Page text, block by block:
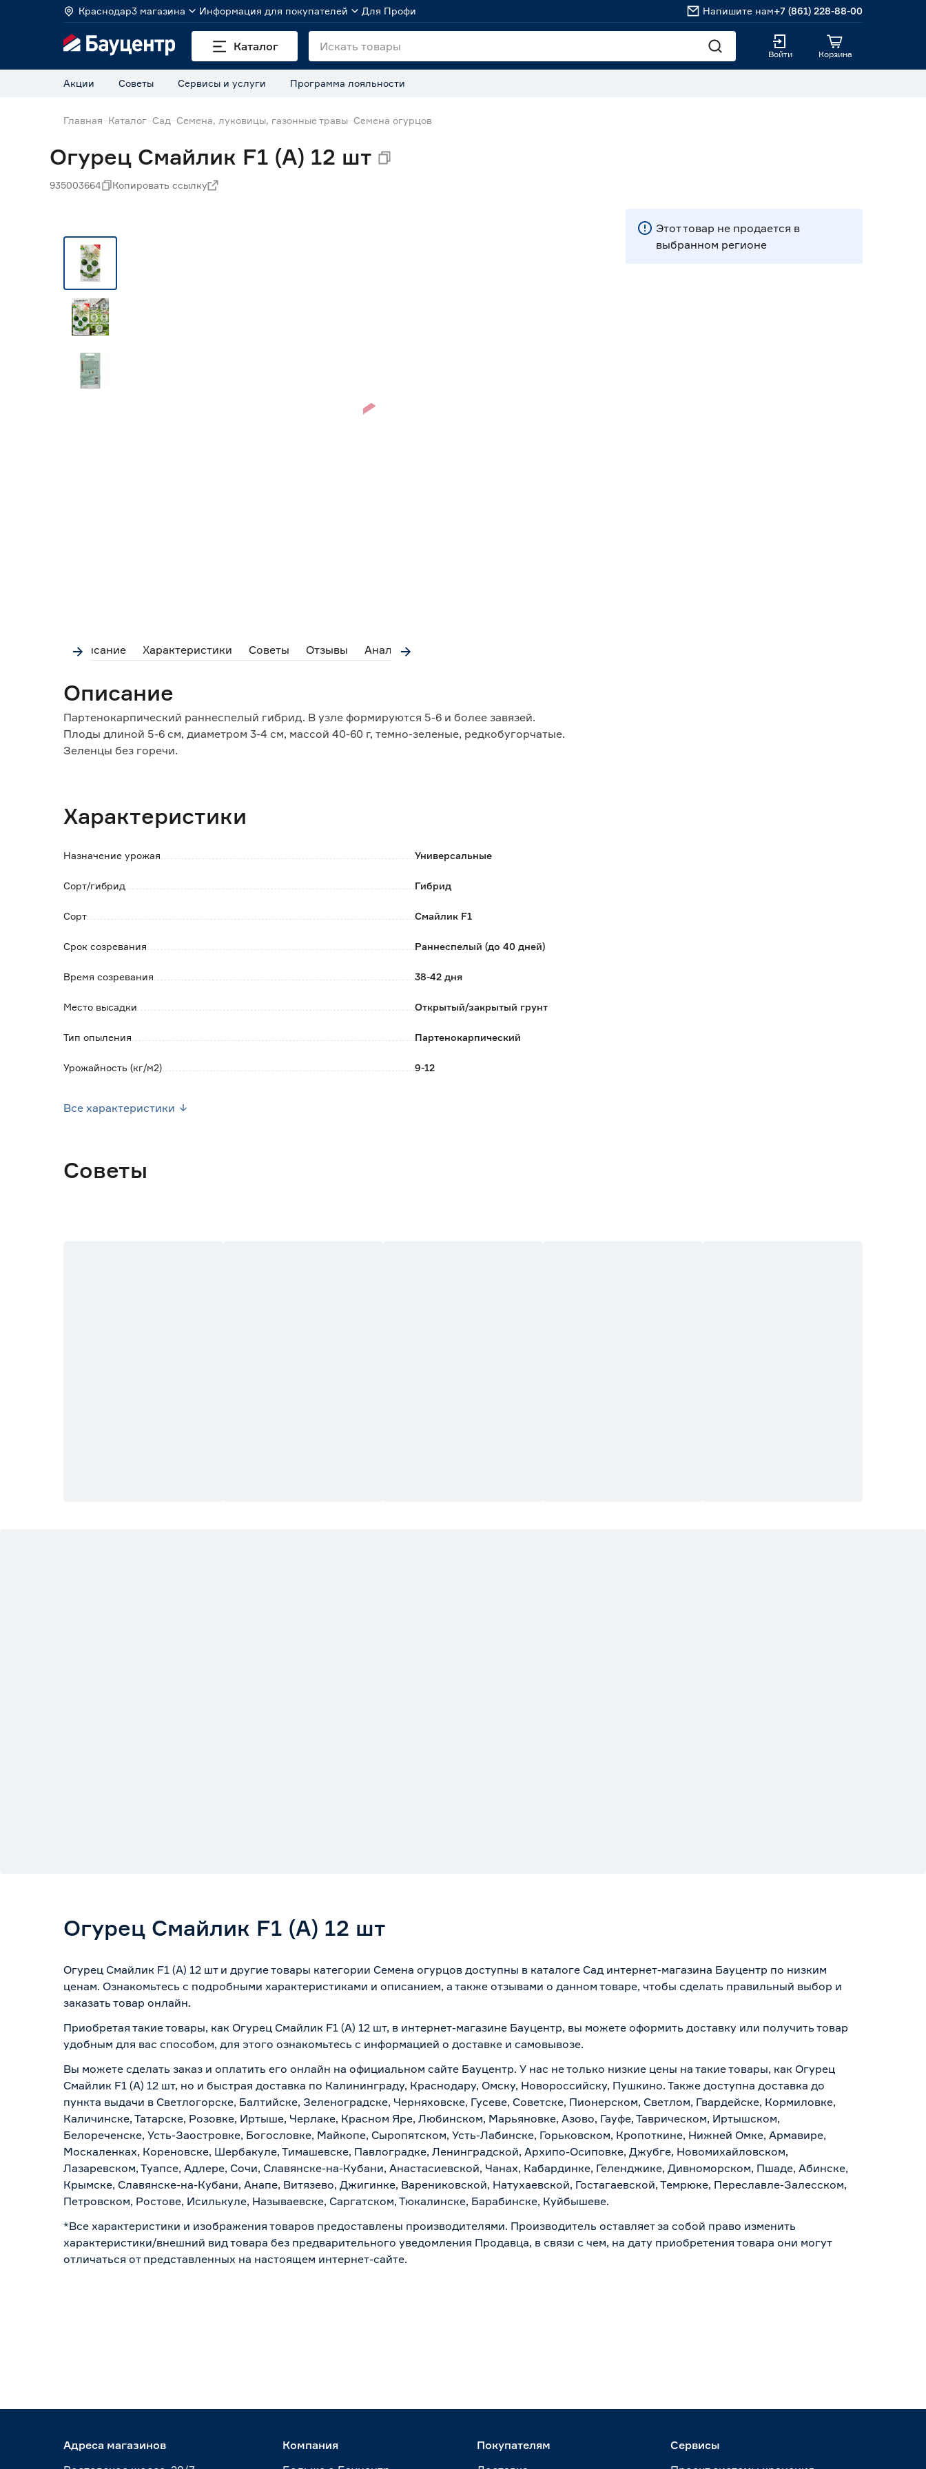
Краснодар3 магазина Информация для покупателей Для Профи Напишите нам+7 (861) 228-88-00
Каталог
Войти Корзина
Акции Советы Сервисы и услуги Программа лояльности
Главная Каталог Сад Семена, луковицы, газонные травы Семена огурцов
Огурец Смайлик F1 (А) 12 шт
935003664 Копировать ссылку
Описание Характеристики Советы Отзывы Аналоги
Описание
Партенокарпический раннеспелый гибрид. В узле формируются 5-6 и более завязей.
Плоды длиной 5-6 см, диаметром 3-4 см, массой 40-60 г, темно-зеленые, редкобугорчатые.
Зеленцы без горечи.
Характеристики
Назначение урожая Универсальные
Сорт/гибрид Гибрид
Сорт Смайлик F1
Срок созревания Раннеспелый (до 40 дней)
Время созревания 38-42 дня
Место высадки Открытый/закрытый грунт
Тип опыления Партенокарпический
Урожайность (кг/м2) 9-12
Все характеристики
Этот товар не продается в
выбранном регионе
Советы
Огурец Смайлик F1 (А) 12 шт
Огурец Смайлик F1 (А) 12 шт и другие товары категории Семена огурцов доступны в каталоге Сад интернет-магазина Бауцентр по низким
ценам. Ознакомьтесь с подробными характеристиками и описанием, а также отзывами о данном товаре, чтобы сделать правильный выбор и
заказать товар онлайн.
Приобретая такие товары, как Огурец Смайлик F1 (А) 12 шт, в интернет-магазине Бауцентр, вы можете оформить доставку или получить товар
удобным для вас способом, для этого ознакомьтесь с информацией о доставке и самовывозе.
Вы можете сделать заказ и оплатить его онлайн на официальном сайте Бауцентр. У нас не только низкие цены на такие товары, как Огурец
Смайлик F1 (А) 12 шт, но и быстрая доставка по Калининграду, Краснодару, Омску, Новороссийску, Пушкино. Также доступна доставка до
пункта выдачи в Светлогорске, Балтийске, Зеленоградске, Черняховске, Гусеве, Советске, Пионерском, Светлом, Гвардейске, Кормиловке,
Каличинске, Татарске, Розовке, Иртыше, Черлаке, Красном Яре, Любинском, Марьяновке, Азово, Гауфе, Таврическом, Иртышском,
Белореченске, Усть-Заостровке, Богословке, Майкопе, Сыропятском, Усть-Лабинске, Горьковском, Кропоткине, Нижней Омке, Армавире,
Москаленках, Кореновске, Шербакуле, Тимашевске, Павлоградке, Ленинградской, Архипо-Осиповке, Джубге, Новомихайловском,
Лазаревском, Туапсе, Адлере, Сочи, Славянске-на-Кубани, Анастасиевской, Чанах, Кабардинке, Геленджике, Дивноморском, Пшаде, Абинске,
Крымске, Славянске-на-Кубани, Анапе, Витязево, Джигинке, Варениковской, Натухаевской, Гостагаевской, Темрюке, Переславле-Залесском,
Петровском, Ростове, Исилькуле, Называевске, Саргатском, Тюкалинске, Барабинске, Куйбышеве.
*Все характеристики и изображения товаров предоставлены производителями. Производитель оставляет за собой право изменить
характеристики/внешний вид товара без предварительного уведомления Продавца, в связи с чем, на дату приобретения товара они могут
отличаться от представленных на настоящем интернет-сайте.
Адреса магазинов
Компания
Покупателям
Сервисы